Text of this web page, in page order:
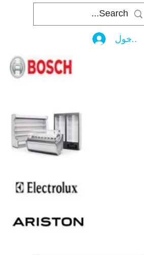
الدخول